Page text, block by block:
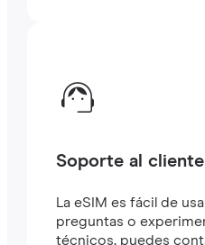
Soporte al
La eSIM es fácil de
preguntas o
técnicos, puedes